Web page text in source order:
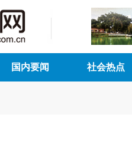
国内要闻 社会热点